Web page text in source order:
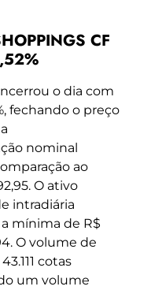
CF
o dia com
fechando o preço
nominal
ao
O ativo
intradiária
mínima de R$
O volume de
cotas
um volume